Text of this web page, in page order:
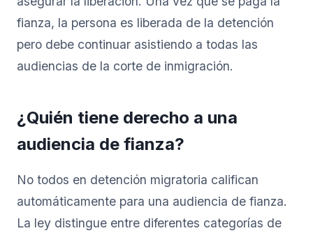
fianza, la persona es liberada de la detención
pero debe continuar asistiendo a todas las
audiencias de la corte de inmigración.
¿Quién tiene derecho a una
audiencia de fianza?
No todos en detención migratoria califican
automáticamente para una audiencia de fianza.
La ley distingue entre diferentes categorías de